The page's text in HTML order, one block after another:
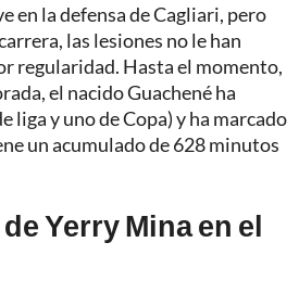
en la defensa de Cagliari, pero
las lesiones no le han
regularidad. Hasta el momento,
el nacido Guachené ha
liga y uno de Copa) y ha marcado
un acumulado de 628 minutos
Yerry Mina en el